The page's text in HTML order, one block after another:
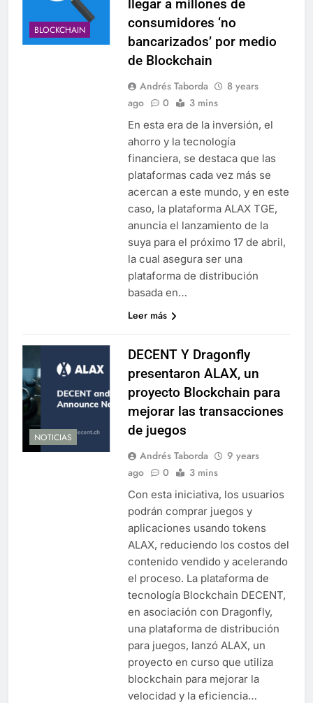
BLOCKCHAIN
llegar a millones de
consumidores ‘no
bancarizados’ por medio
de Blockchain
Andrés Taborda
8 years
ago
0 3 mins
En esta era de la inversión, el
ahorro y la tecnología
financiera, se destaca que las
plataformas cada vez más se
acercan a este mundo, y en este
caso, la plataforma ALAX TGE,
anuncia el lanzamiento de la
suya para el próximo 17 de abril,
la cual asegura ser una
plataforma de distribución
basada en…
Leer más
NOTICIAS
DECENT Y Dragonfly
presentaron ALAX, un
proyecto Blockchain para
mejorar las transacciones
de juegos
Andrés Taborda
9 years
ago
0 3 mins
Con esta iniciativa, los usuarios
podrán comprar juegos y
aplicaciones usando tokens
ALAX, reduciendo los costos del
contenido vendido y acelerando
el proceso. La plataforma de
tecnología Blockchain DECENT,
en asociación con Dragonfly,
una plataforma de distribución
para juegos, lanzó ALAX, un
proyecto en curso que utiliza
blockchain para mejorar la
velocidad y la eficiencia…